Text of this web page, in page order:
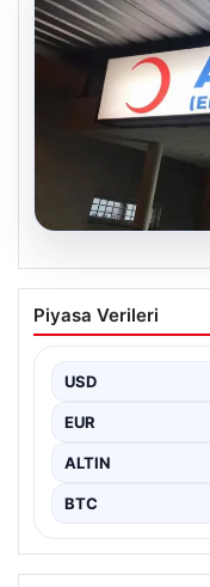
Mardin’in
yaşındaki
küçük bir kız
Piyasa Verileri
USD
EUR
ALTIN
BTC